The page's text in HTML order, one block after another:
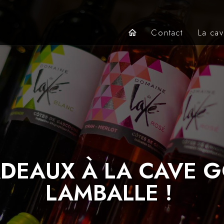
home Contact La
À LA CAVE
LAMBALLE !